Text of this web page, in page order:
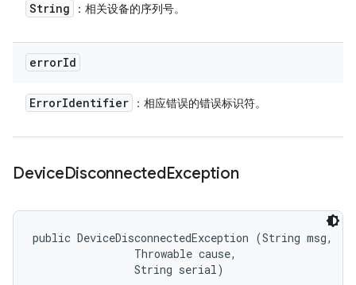
String ：相关设备的序列号。
errorId
ErrorIdentifier ：相应错误的错误标识符。
DeviceDisconnectedException
public DeviceDisconnectedException (String msg,
                Throwable cause,
                String serial)